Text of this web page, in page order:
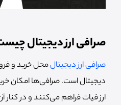
صرافی ارز دیجیتال
صرافی ارز دیجیتالمحل خرید و
دیجیتال است. صرافی‌ها امکان خرید
ارز فیات فراهم می‌کنند و در کنار